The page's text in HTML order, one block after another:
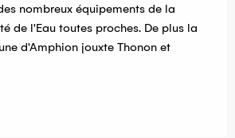
nombreux équipements de la
de l'Eau toutes proches. De plus la
d'Amphion jouxte Thonon et